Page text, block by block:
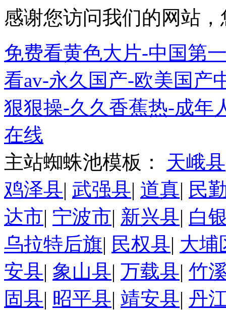
感谢您访问我们的网站
免费看黄色大片-中国第
看av-永久国产-欧美国产
狠狠操-久久香蕉热-成年
在线
主站蜘蛛池模板： 天峨县
鸡泽县| 武强县| 道真| 民
达市| 宁波市| 新兴县| 白
乌拉特后旗| 民权县| 大埔
安县| 象山县| 万载县| 竹
固县| 昭平县| 靖安县| 丹